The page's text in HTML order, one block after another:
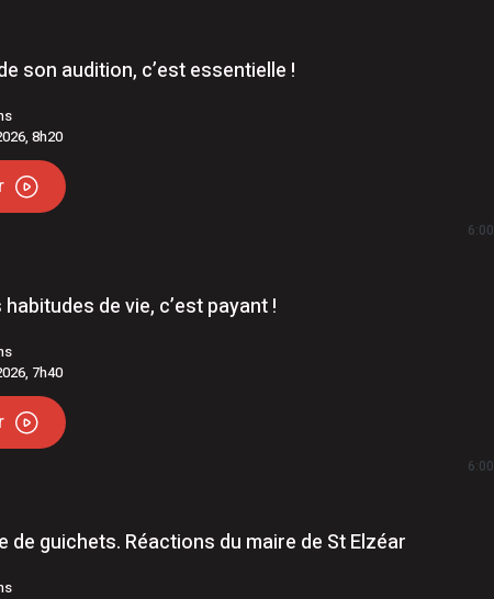
matière de stupéfiants, menaces et extorsion
son audition, c’est essentielle !
8h20
6:00
de vie, c’est payant !
7h40
6:00
de guichets. Réactions du maire de St Elzéar